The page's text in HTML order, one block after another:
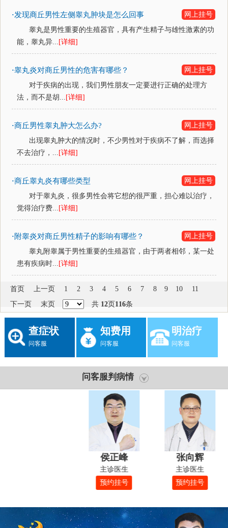
·发现商丘男性左侧睾丸肿块是怎么回事
网上挂号
睾丸是男性重要的生殖器官，具有产生精子与雄性激素的功
能，睾丸异... [详细]
·睾丸炎对商丘男性的危害有哪些？
网上挂号
对于疾病的出现，我们男性朋友一定要进行正确的处理方
法，而不是胡... [详细]
·商丘男性睾丸肿大怎么办?
网上挂号
出现睾丸肿大的情况时，不少男性对于疾病不了解，而选择
不去治疗，... [详细]
·商丘睾丸炎有哪些类型
网上挂号
对于睾丸炎，很多男性会将它想的很严重，担心难以治疗，
觉得治疗费... [详细]
· 附睾炎对商丘男性精子的影响有哪些？
网上挂号
睾丸附睾属于男性重要的生殖器官，由于两者相邻，某一处
患有疾病时... [详细]
首页 上一页 1 2 3 4 5 6 7 8 9 10
11
下一页
末页 共 12页116条
查症状
问客服
知费用
问客服
明治疗
问客服
问客服判病情
侯正峰
主诊医生
预约挂号
张向辉
主诊医生
预约挂号